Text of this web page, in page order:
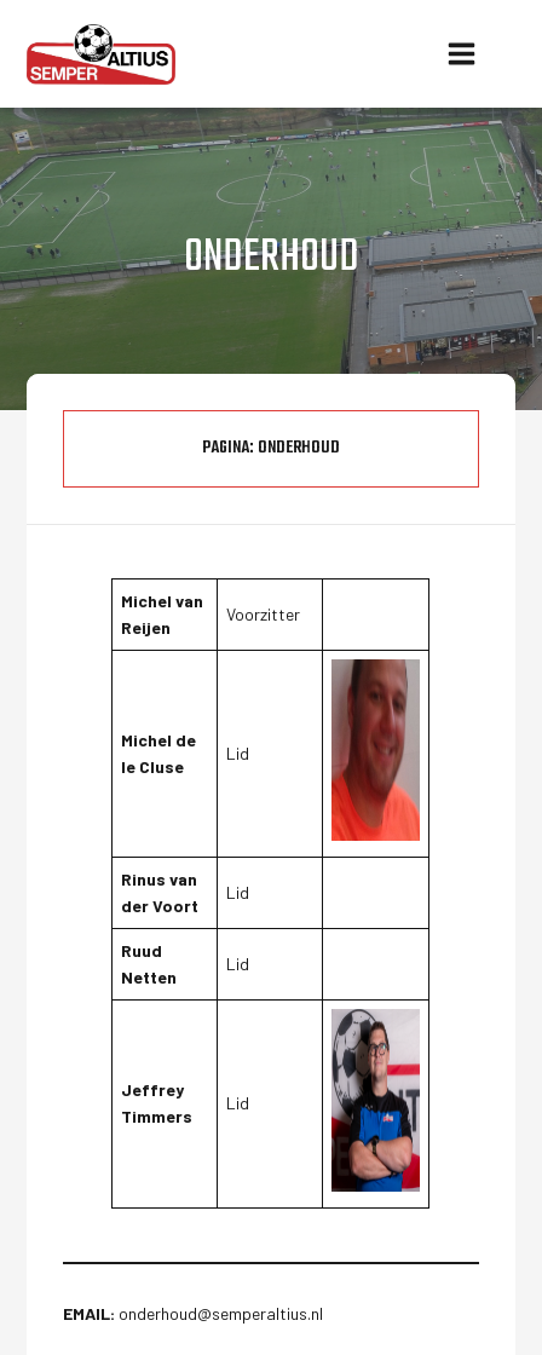
ONDERHOUD
PAGINA: ONDERHOUD
Michel van
Reijen
Voorzitter
Michel de
le Cluse
Lid
Rinus van
der Voort
Lid
Ruud
Netten
Lid
Jeffrey
Timmers
Lid
EMAIL: onderhoud@semperaltius.nl